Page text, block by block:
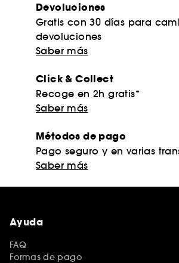
Devoluciones
Gratis con 30 días para
devoluciones
Saber más
Click & Collect
Recoge en 2h gratis*
Saber más
Métodos de pago
Pago seguro y en varias
Saber más
Ayuda
FAQ
Formas de pago